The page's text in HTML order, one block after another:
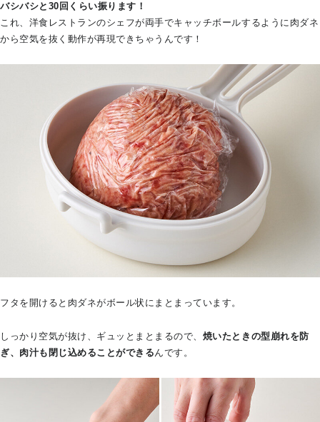
バシバシと30回くらい振ります！
これ、洋食レストランのシェフが両手でキャッチボールするように肉ダネ
から空気を抜く動作が再現できちゃうんです！
フタを開けると肉ダネがボール状にまとまっています。
しっかり空気が抜け、ギュッとまとまるので、 焼いたときの型崩れを防
ぎ、肉汁も閉じ込めることができる んです。